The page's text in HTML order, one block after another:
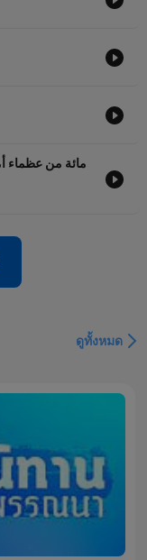
ดูทั้งหมด